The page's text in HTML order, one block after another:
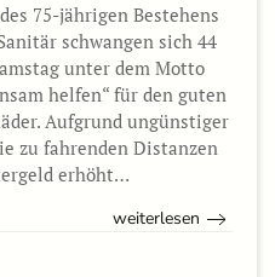
75-jährigen Bestehens
schwangen sich 44
unter dem Motto
helfen“ für den guten
Aufgrund ungünstiger
zu fahrenden Distanzen
erhöht…
weiterlesen